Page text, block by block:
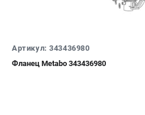
Артикул: 343436980
Фланец Metabo 343436980